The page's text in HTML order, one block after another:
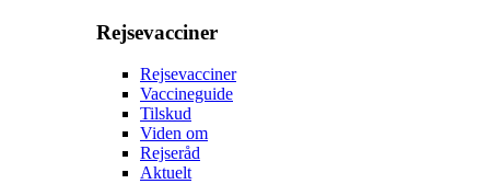
Rejsevacciner
Rejsevacciner
Vaccineguide
Tilskud
Viden om
Rejseråd
Aktuelt